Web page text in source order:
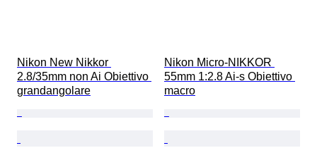
Nikon New Nikkor
2.8/35mm non Ai Obiettivo
grandangolare
Nikon Micro-NIKKOR
55mm 1:2.8 Ai-s Obiettivo
macro